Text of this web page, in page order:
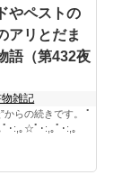
やペストの
アリとだま
語（第432夜
物雑記
からの続きです。 ﾟ
･:,｡☆ﾟ･:,｡ﾟ･:,｡